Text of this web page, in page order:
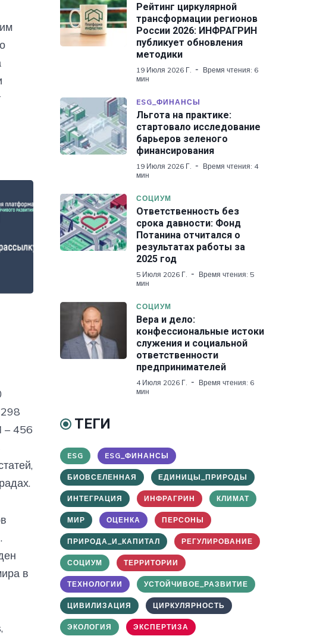
– 456
в
Рейтинг циркулярной
трансформации регионов
России 2026: ИНФРАГРИН
публикует обновления
методики
19 Июля 2026 Г.
Время чтения: 6
мин
ESG_ФИНАНСЫ
Льгота на практике:
стартовало исследование
барьеров зеленого
финансирования
19 Июля 2026 Г.
Время чтения: 4
мин
СОЦИУМ
Ответственность без
срока давности: Фонд
Потанина отчитался о
результатах работы за
2025 год
5 Июля 2026 Г.
Время чтения: 5
мин
СОЦИУМ
Вера и дело:
конфессиональные истоки
служения и социальной
ответственности
предпринимателей
4 Июля 2026 Г.
Время чтения: 6
мин
ТЕГИ
ESG ESG_ФИНАНСЫ
БИОВСЕЛЕННАЯ ЕДИНИЦЫ_ПРИРОДЫ
ИНТЕГРАЦИЯ ИНФРАГРИН КЛИМАТ
МИР ОЦЕНКА ПЕРСОНЫ
ПРИРОДА_И_КАПИТАЛ РЕГУЛИРОВАНИЕ
СОЦИУМ ТЕРРИТОРИИ
ТЕХНОЛОГИИ УСТОЙЧИВОЕ_РАЗВИТИЕ
ЦИВИЛИЗАЦИЯ ЦИРКУЛЯРНОСТЬ
ЭКОЛОГИЯ ЭКСПЕРТИЗА